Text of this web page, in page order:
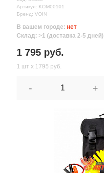
Артикул: KOM00101
Бренд: VOIN
В вашем городе: нет
Склад: >1 (доставка 2-5 дней)
1 795 руб.
1 шт х 1795 руб.
- +